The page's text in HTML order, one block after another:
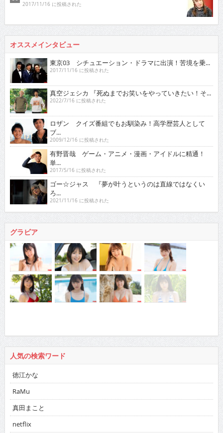
2017/11/16 に投稿された
オススメインタビュー
東京03 シチュエーション・ドラマに出演！苦境を乗...
2017/11/16 に投稿された
真空ジェシカ 『死ぬまでお笑いをやっていきたい！そ...
2022/7/16 に投稿された
ロザン クイズ番組でもお馴染み！高学歴芸人として
ブ...
2009/12/16 に投稿された
有野晋哉 ゲーム・アニメ・漫画・アイドルに精通！
単...
2017/5/16 に投稿された
ゴー☆ジャス 『夢が叶うというのは直線ではなくい
ろ...
2021/11/16 に投稿された
グラビア
人気の検索ワード
徳江かな
RaMu
真田まこと
netflix